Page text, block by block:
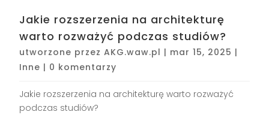
Jakie rozszerzenia na architekturę
warto rozważyć podczas studiów?
utworzone przezAKG.waw.pl | mar 15, 2025 |
Inne | 0 komentarzy
Jakie rozszerzenia na architekturę warto rozważyć
podczas studiów?